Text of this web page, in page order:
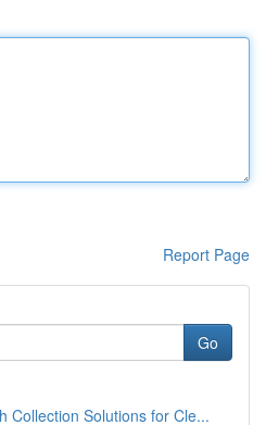
Report Page
Go
Collection Solutions for Cle...